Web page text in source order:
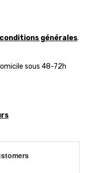
conditions générales.
sous 48-72h